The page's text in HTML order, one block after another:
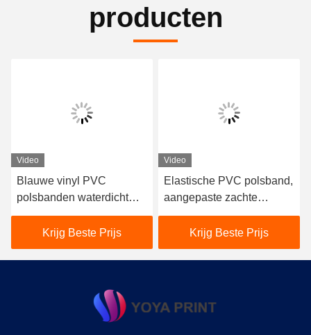
producten
Video
Blauwe vinyl PVC
polsbanden waterdicht
voor watersport en
sportevenementen
Krijg Beste Prijs
Video
Elastische PVC polsband,
aangepaste zachte
gedrukte vinyl polsband.
Krijg Beste Prijs